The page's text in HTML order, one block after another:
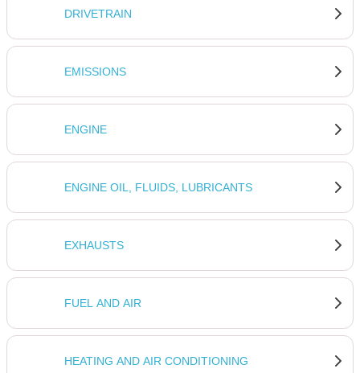
DRIVETRAIN
EMISSIONS
ENGINE
ENGINE OIL, FLUIDS, LUBRICANTS
EXHAUSTS
FUEL AND AIR
HEATING AND AIR CONDITIONING